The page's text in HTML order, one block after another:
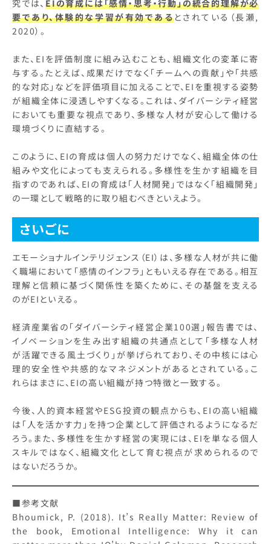
究では、EIの育成には「感情・思考・行動」の統合的理解が必
要であり、体験的な学習が有効であるとされている（長瀬,
2020）。
また、EIを評価制度に組み込むことも、組織文化の変革に寄
与する。たとえば、成果だけでなく「チームへの貢献」や「共感
的な対応」などを評価項目に加えることで、EIを重視する姿勢
が組織全体に浸透しやすくなる。これは、ダイバーシティ経営
においても重要な視点であり、多様な人材が安心して働ける
環境づくりに直結する。
このように、EIの育成は個人の努力だけでなく、組織全体の仕
組みや文化によっても支えられる。多様性を生かす組織を目
指すのであれば、EIの育成は「人材開発」ではなく「組織開発」
の一環として戦略的に取り組むべきといえよう。
さいごに
エモーショナルインテリジェンス（EI）は、多様な人材が共に働
く職場において「感情のインフラ」ともいえる存在である。相互
理解と信頼に基づく関係性を築くために、その基盤を支える
のがEIといえる。
経済産業省の「ダイバーシティ経営企業100選」報告書では、
イノベーションを生み出す組織の共通点として「多様な人材
が活躍できる風土づくり」が挙げられており、その中核には心
理的安全性や共感的なマネジメントがあるとされている。こ
れらはまさに、EIの高い組織が持つ特徴と一致する。
今後、人的資本経営やESG投資の観点からも、EIの高い組織
は「人を活かす力」を持つ企業として評価されるようになるだ
ろう。また、多様性を生かす経営の実現には、EIを単なる個人
スキルではなく、組織文化として育む視点が求められるので
はないだろうか。
■参考文献
Bhoumick, P. (2018). It’s Really Matter: Review of
the book, Emotional Intelligence: Why it can